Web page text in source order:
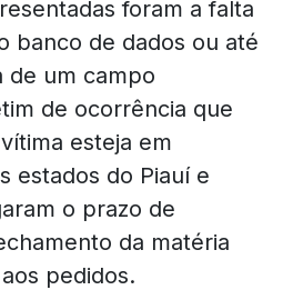
foram a falta
banco de dados ou até
de um campo
de ocorrência que
esteja em
estados do Piauí e
o prazo de
da matéria
pedidos.